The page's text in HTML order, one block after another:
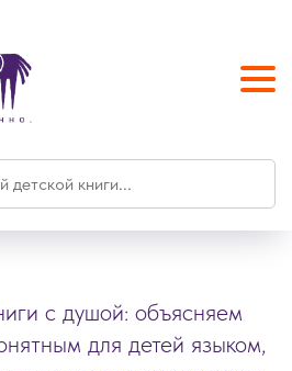
с душой: объясняем
для детей языком,